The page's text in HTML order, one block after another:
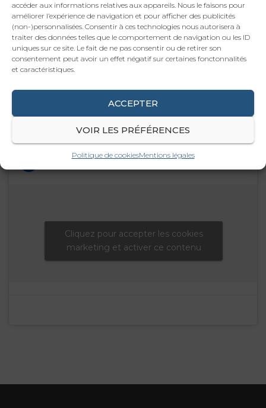
accéder aux informations relatives aux appareils. Nous le faisons pour
améliorer l’expérience de navigation et pour afficher des publicités
(non-)personnalisées. Consentir à ces technologies nous autorisera à
traiter des données telles que le comportement de navigation ou les ID
uniques sur ce site. Le fait de ne pas consentir ou de retirer son
consentement peut avoir un effet négatif sur certaines fonctonnalités
et caractéristiques.
ACCEPTER
VOIR LES PRÉFÉRENCES
Politique de cookiesMentions légales
c
h
e
Blog
Création Site Internet
Marketing Digital
Cliquez pour accepter les cookies
marketing et activer ce contenu